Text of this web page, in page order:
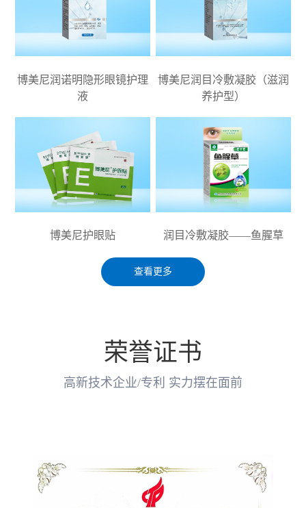
博美尼润诺明隐形眼镜护理
液
博美尼润目冷敷凝胶（滋润
养护型）
博美尼护眼贴 润目冷敷凝胶——鱼腥草
查看更多
荣誉证书
高新技术企业/专利 实力摆在面前